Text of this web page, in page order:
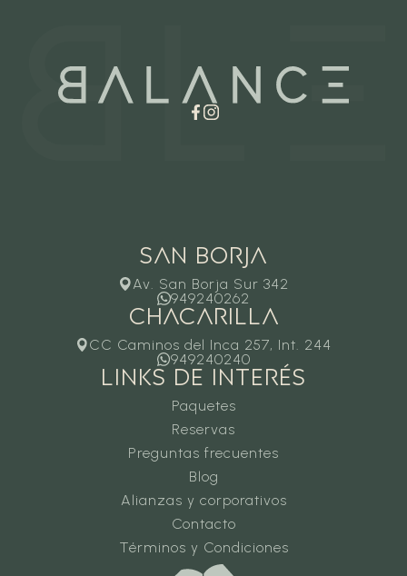
San borja
Av. San Borja Sur 342
949240262
CHACARILLA
CC Caminos del Inca 257, Int. 244
949240240
LINKS DE INTERÉS
Paquetes
Reservas
Preguntas frecuentes
Blog
Alianzas y corporativos
Contacto
Términos y Condiciones